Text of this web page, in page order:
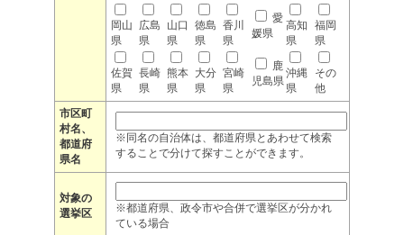
岡山
県
広島
県
山口
県
徳島
県
香川
県
愛
媛県
高知
県
福岡
県
佐賀
県
長崎
県
熊本
県
大分
県
宮崎
県
鹿
児島県
沖縄
県
その
他
市区町
村名、
都道府
県名
※同名の自治体は、都道府県とあわせて検索
することで分けて探すことができます。
対象の
選挙区
※都道府県、政令市や合併で選挙区が分かれ
ている場合